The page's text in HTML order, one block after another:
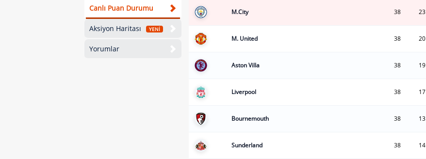
Canlı Puan Durumu
Aksiyon Haritası YENİ
Yorumlar
M.City 38 23
M. United 38 20
Aston Villa 38 19
Liverpool 38 17
Bournemouth 38 13
Sunderland 38 14